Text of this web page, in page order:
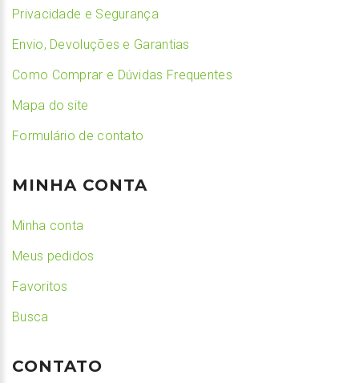
Privacidade e Segurança
Envio, Devoluções e Garantias
Como Comprar e Dúvidas Frequentes
Mapa do site
Formulário de contato
MINHA CONTA
Minha conta
Meus pedidos
Favoritos
Busca
CONTATO